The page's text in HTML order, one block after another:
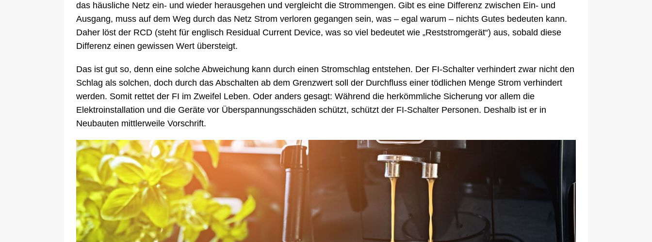
das häusliche Netz ein- und wieder herausgehen und vergleicht die Strommengen. Gibt es eine Differenz zwischen Ein- und
Ausgang, muss auf dem Weg durch das Netz Strom verloren gegangen sein, was – egal warum – nichts Gutes bedeuten kann.
Daher löst der RCD (steht für englisch Residual Current Device, was so viel bedeutet wie „Reststromgerät“) aus, sobald diese
Differenz einen gewissen Wert übersteigt.
Das ist gut so, denn eine solche Abweichung kann durch einen Stromschlag entstehen. Der FI-Schalter verhindert zwar nicht den
Schlag als solchen, doch durch das Abschalten ab dem Grenzwert soll der Durchfluss einer tödlichen Menge Strom verhindert
werden. Somit rettet der FI im Zweifel Leben. Oder anders gesagt: Während die herkömmliche Sicherung vor allem die
Elektroinstallation und die Geräte vor Überspannungsschäden schützt, schützt der FI-Schalter Personen. Deshalb ist er in
Neubauten mittlerweile Vorschrift.